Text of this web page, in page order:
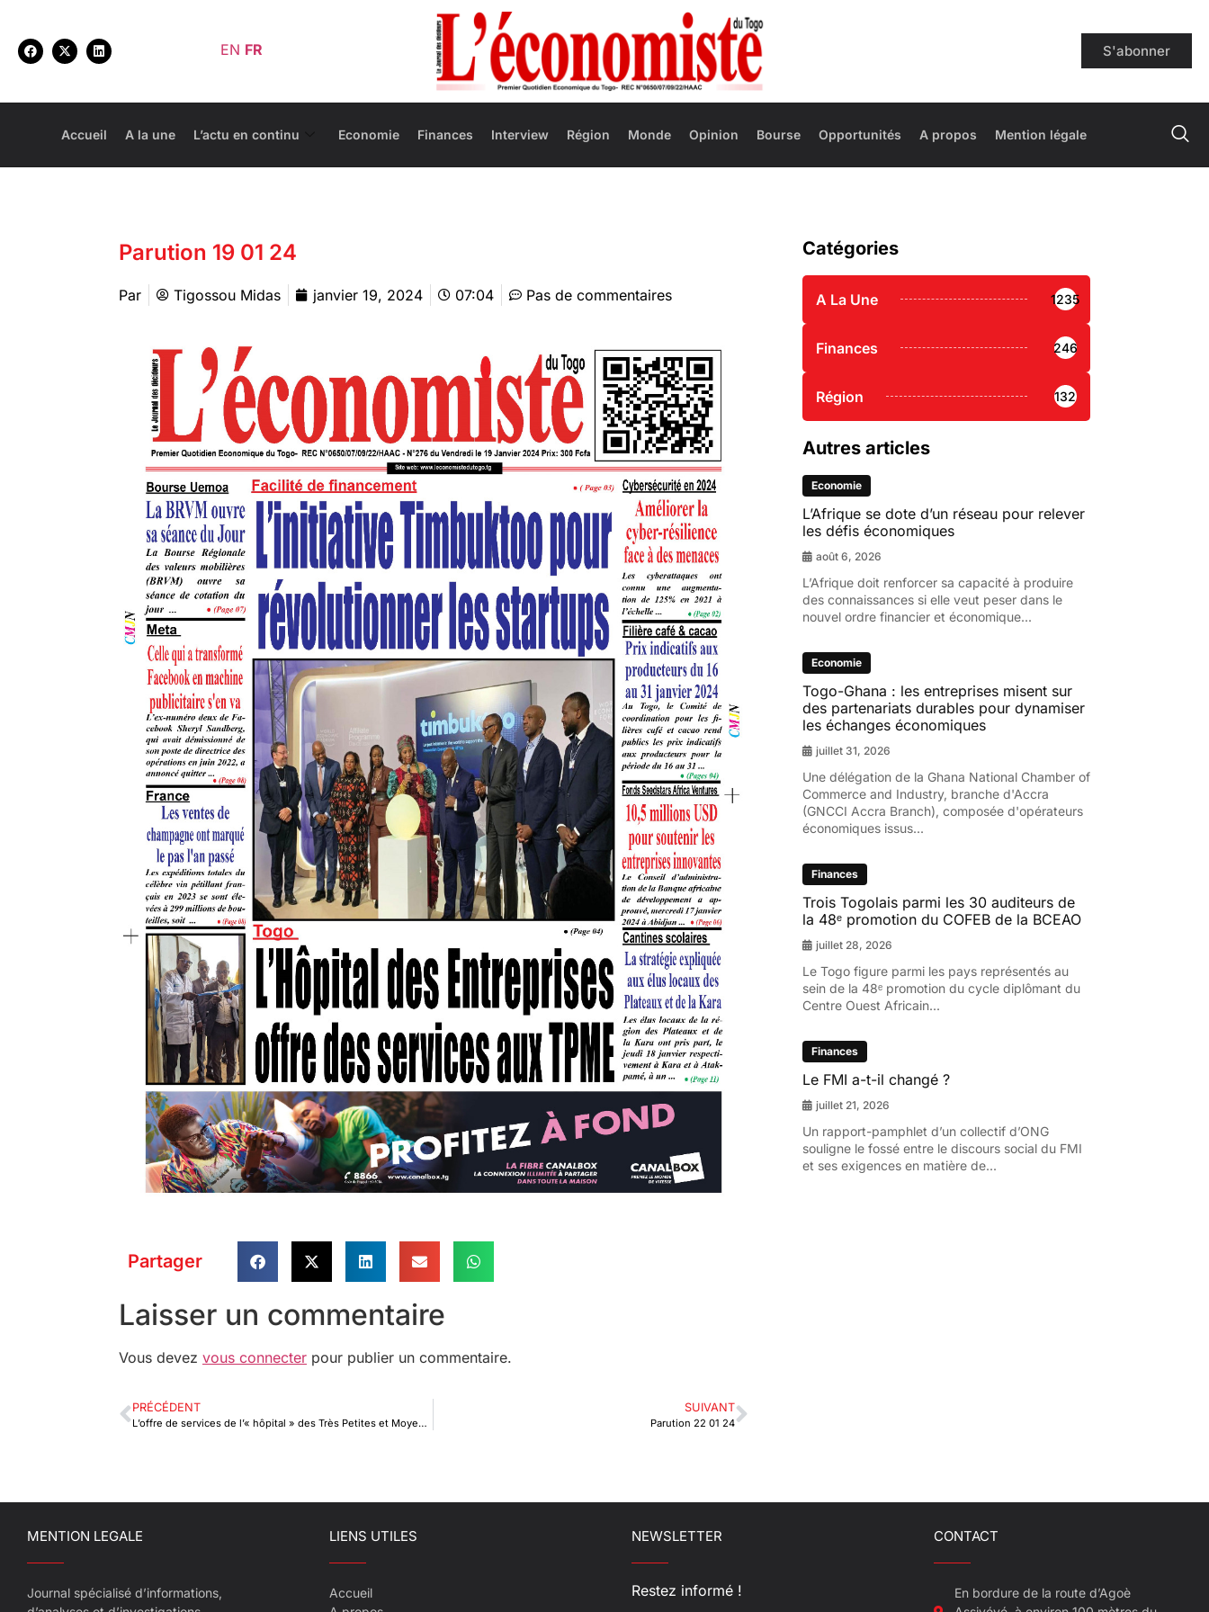
EN FR S'abonner
Accueil A la une L’actu en continu Economie Finances Interview Région Monde Opinion Bourse Opportunités A propos Mention légale
Parution 19 01 24
Par Tigossou Midas janvier 19, 2024 07:04 Pas de commentaires
Partager
Laisser un commentaire
Vous devez vous connecter pour publier un commentaire.
PRÉCÉDENT
L’offre de services de l’« hôpital » des Très Petites et Moyennes Entreprises
SUIVANT
Parution 22 01 24
Catégories
A La Une 1235
Finances 246
Région 132
Autres articles
Economie
L’Afrique se dote d’un réseau pour relever
les défis économiques
août 6, 2026
L’Afrique doit renforcer sa capacité à produire
des connaissances si elle veut peser dans le
nouvel ordre financier et économique...
Economie
Togo-Ghana : les entreprises misent sur
des partenariats durables pour dynamiser
les échanges économiques
juillet 31, 2026
Une délégation de la Ghana National Chamber of
Commerce and Industry, branche d'Accra
(GNCCI Accra Branch), composée d'opérateurs
économiques issus...
Finances
Trois Togolais parmi les 30 auditeurs de
la 48ᵉ promotion du COFEB de la BCEAO
juillet 28, 2026
Le Togo figure parmi les pays représentés au
sein de la 48ᵉ promotion du cycle diplômant du
Centre Ouest Africain...
Finances
Le FMI a-t-il changé ?
juillet 21, 2026
Un rapport-pamphlet d’un collectif d’ONG
souligne le fossé entre le discours social du FMI
et ses exigences en matière de...
MENTION LEGALE
Journal spécialisé d’informations,
LIENS UTILES
Accueil
NEWSLETTER
Restez informé !
CONTACT
En bordure de la route d’Agoè